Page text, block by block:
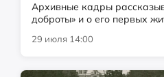
Архивные кадры
доброты» и о его первых
29 июля 14:00